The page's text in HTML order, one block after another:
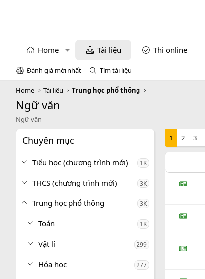
Home Tài liệu Thi online
Đánh giá mới nhất Tìm tài liệu
Home Tài liệu Trung học phổ thông
Ngữ văn
Ngữ văn
Chuyên mục
Tiểu học (chương trình mới) 1K
THCS (chương trình mới) 3K
Trung học phổ thông 3K
Toán 1K
Vật lí 299
Hóa học 277
1 2 3